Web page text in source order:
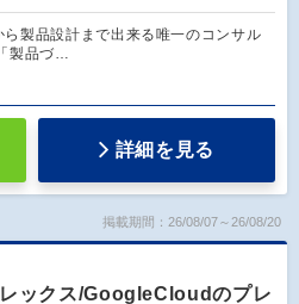
製品設計まで出来る唯一のコンサル
製品づ…
詳細を見る
掲載期間：26/08/07～26/08/20
ックス/GoogleCloudのプレ